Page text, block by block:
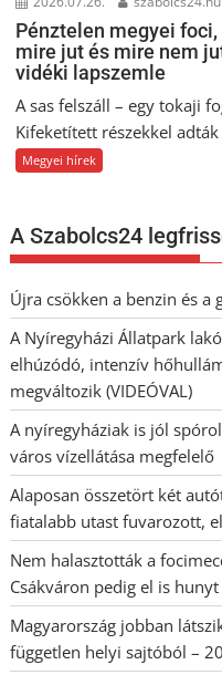
Pénztelen megyei
mire jut és mire nem
vidéki lapszemle
A sas felszáll – egy tokaji
Kifeketített részekkel
Megyei hírek
A Szabolcs24
Újra csökken a benzin és a
A Nyíregyházi Állatpark
elhúzódó, intenzív
megváltozik (VIDEÓVAL)
A nyíregyháziak is jól
város vízellátása megfelelő
Alaposan összetört két
fiatalabb utast fuvarozott,
Nem halasztották a
Csákváron pedig el is
Magyarország jobban
független helyi sajtóból –